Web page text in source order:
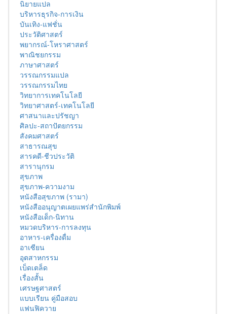
นิยายแปล
บริหารธุรกิจ-การเงิน
บันเทิง-แฟชั่น
ประวัติศาสตร์
พยากรณ์-โหราศาสตร์
พาณิชยกรรม
ภาษาศาสตร์
วรรณกรรมแปล
วรรณกรรมไทย
วิทยาการเทคโนโลยี
วิทยาศาสตร์-เทคโนโลยี
ศาสนาและปรัชญา
ศิลปะ-สถาปัตยกรรม
สังคมศาสตร์
สาธารณสุข
สารคดี-ชีวประวัติ
สารานุกรม
สุขภาพ
สุขภาพ-ความงาม
หนังสือสุขภาพ (รามา)
หนังสืออนุญาตเผยแพร่สำนักพิมพ์
หนังสือเด็ก-นิทาน
หมวดบริหาร-การลงทุน
อาหาร-เครื่องดื่ม
อาเซียน
อุตสาหกรรม
เบ็ดเตล็ด
เรื่องสั้น
เศรษฐศาสตร์
แบบเรียน คู่มือสอบ
แฟนฟิควาย